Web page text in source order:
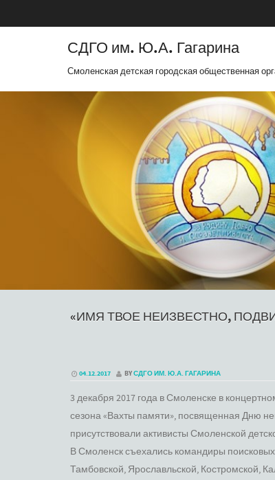
СДГО им. Ю.А. Гагарина
Смоленская детская городская общественная
«ИМЯ ТВОЕ НЕИЗВЕСТНО,
04.12.2017 BYСДГО ИМ. Ю.А. ГАГАРИНА
3 декабря 2017 года в Смоленске в
сезона «Вахты памяти», посвященная Дню
присутствовали активисты Смоленской
В Смоленск съехались командиры
Тамбовской, Ярославльской, Костромской,